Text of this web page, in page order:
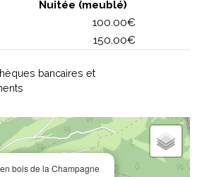
Nuitée (meublé)
100.00€
150.00€
bancaires et
bois de la Champagne